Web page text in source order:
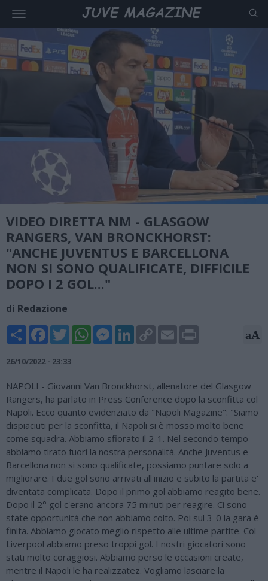
VIDEO DIRETTA NM - GLASGOW
RANGERS, VAN BRONCKHORST:
"ANCHE JUVENTUS E BARCELLONA
NON SI SONO QUALIFICATE, DIFFICILE
DOPO I 2 GOL..."
di Redazione
Share FacebookTwitterWhatsAppMessengerLinkedInCopy
Link
Email aA
26/10/2022 - 23:33
NAPOLI - Giovanni Van Bronckhorst, allenatore del Glasgow
Rangers, ha parlato in Press Conference dopo la sconfitta col
Napoli. Ecco quanto evidenziato da "Napoli Magazine": "Siamo
dispiaciuti per la sconfitta, il Napoli si è mosso molto bene
come squadra. Abbiamo sfiorato il 2-1. Nel secondo tempo
abbiamo tirato fuori la nostra personalità. Anche Juventus e
Barcellona non si sono qualificate, possiamo puntare solo a
migliorare. I due gol sono arrivati all'inizio e subito la partita e'
diventata complicata. Dopo il primo gol abbiamo reagito bene.
Dopo il 2° gol c'erano ancora 75 minuti per reagire. Ci sono
state opportunità che non abbiamo colto. Poi sul 3-0 la gara è
finita. Abbiamo giocato meglio rispetto alle ultime partite. Col
Liverpool abbiamo preso troppi gol. I nostri giocatori sono
stati molto coraggiosi. Abbiamo perso le occasioni create,
mentre il Napoli le ha realizzatez. Vogliamo lasciare la